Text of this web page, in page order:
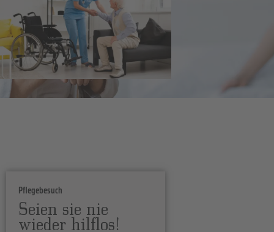
Pflegebesuch
Seien sie nie
wieder hilflos!